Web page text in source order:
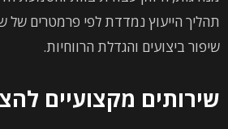
תהליך הייעוץ נמדדת לפי פרמטרים של
שיפור ביצועים והגדלת הרווחיות.
שירותים מקצועיים